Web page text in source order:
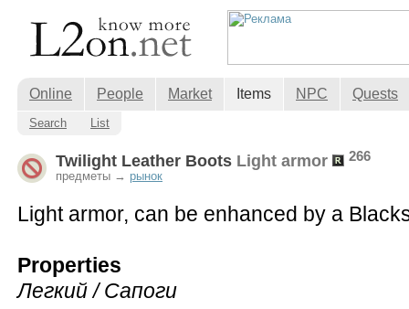
Online People Market Items NPC Quests
Search List
Twilight Leather Boots Light armor 266
предметы → рынок
Light armor, can be enhanced by a
Properties
Легкий / Сапоги